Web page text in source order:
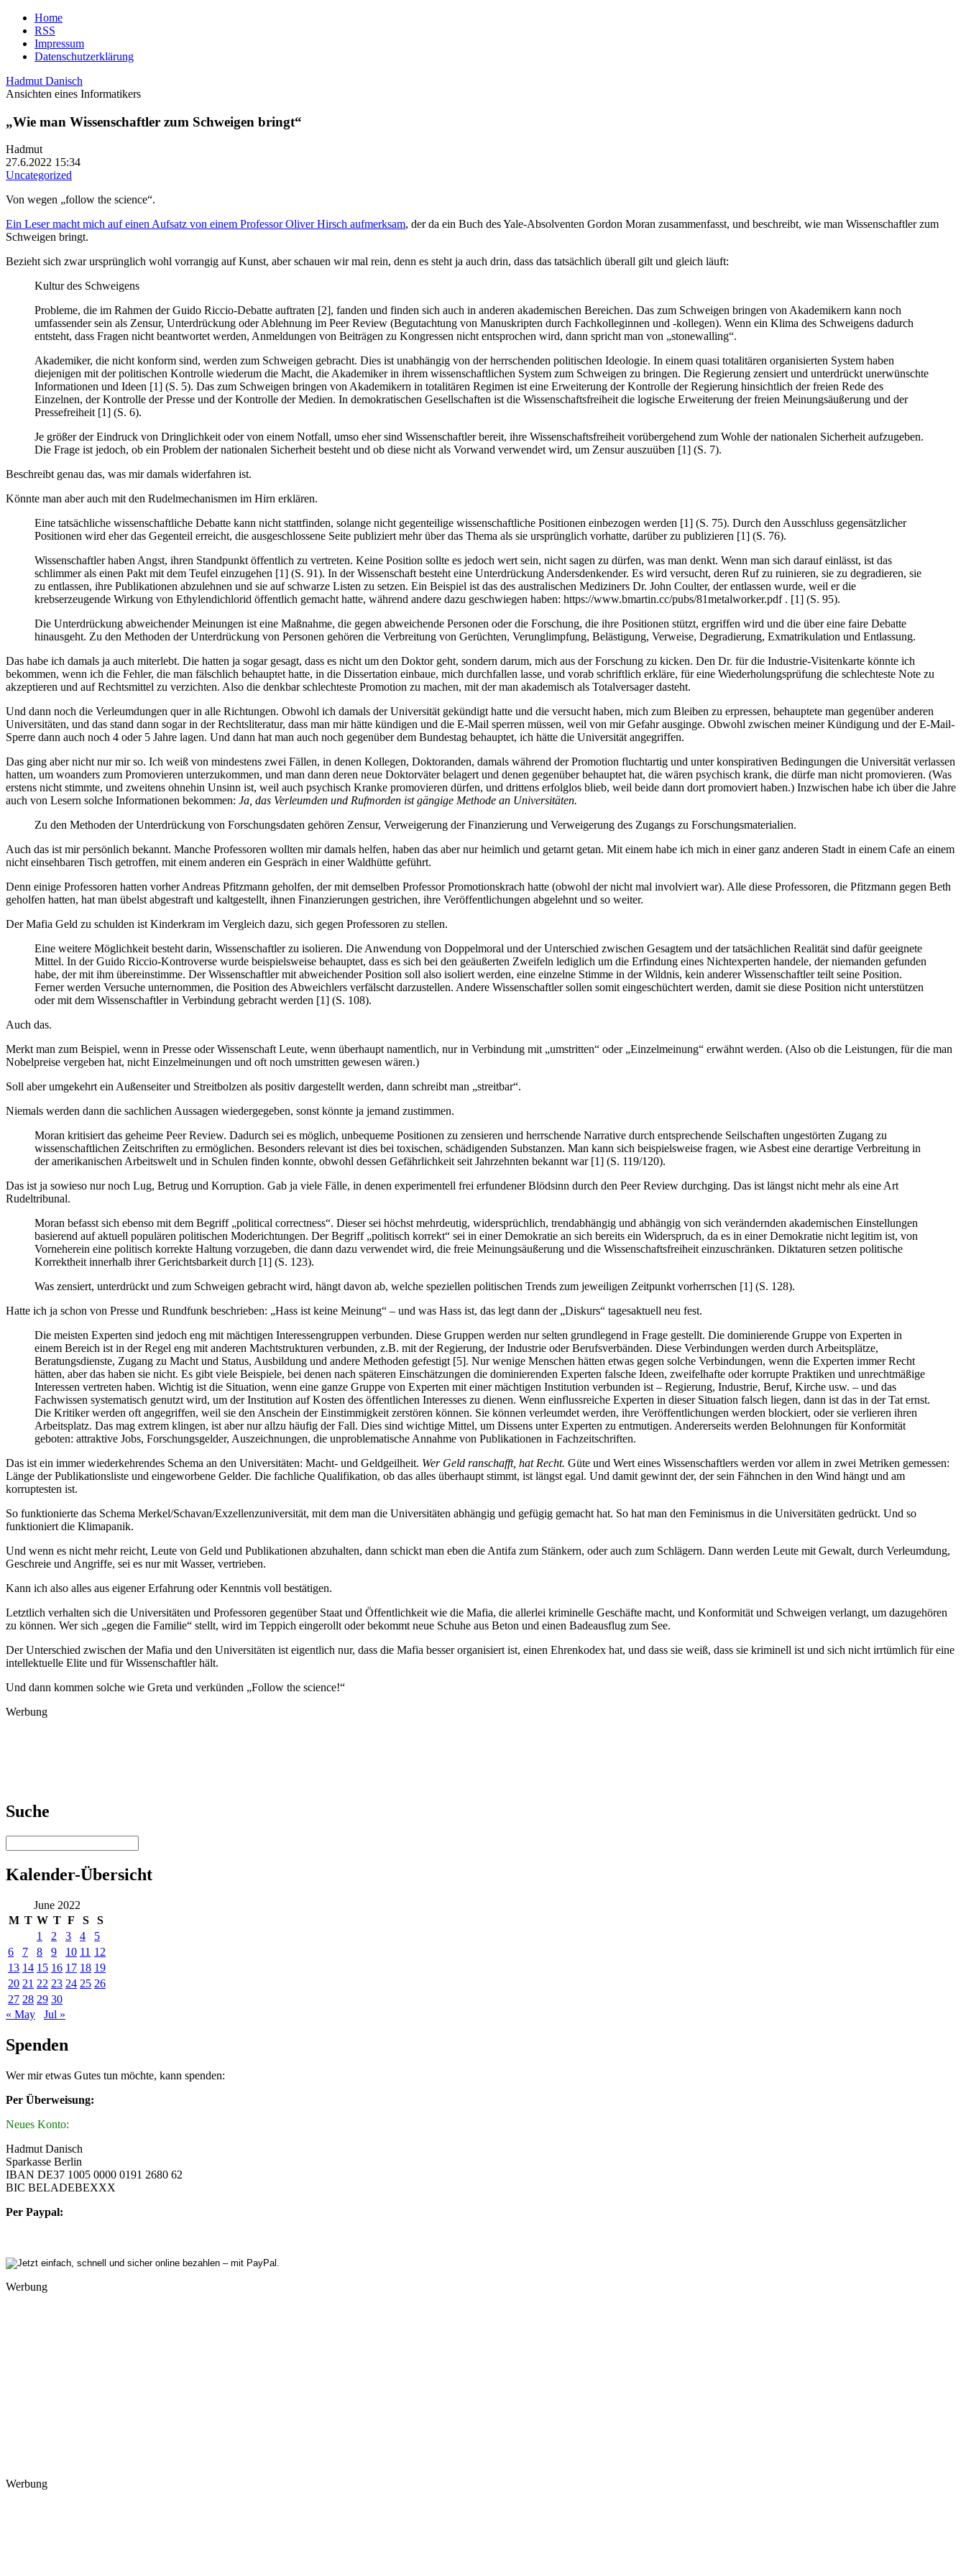
Home
RSS
Impressum
Datenschutzerklärung
Hadmut Danisch
Ansichten eines Informatikers
„Wie man Wissenschaftler zum Schweigen bringt“
Hadmut
27.6.2022 15:34
Uncategorized
Von wegen „follow the science“.
Ein Leser macht mich auf einen Aufsatz von einem Professor Oliver Hirsch aufmerksam, der da ein Buch des Yale-Absolventen Gordon Moran zusammenfasst, und beschreibt, wie man Wissenschaftler zum
Schweigen bringt.
Bezieht sich zwar ursprünglich wohl vorrangig auf Kunst, aber schauen wir mal rein, denn es steht ja auch drin, dass das tatsächlich überall gilt und gleich läuft:
Kultur des Schweigens
Probleme, die im Rahmen der Guido Riccio-Debatte auftraten [2], fanden und finden sich auch in anderen akademischen Bereichen. Das zum Schweigen bringen von Akademikern kann noch
umfassender sein als Zensur, Unterdrückung oder Ablehnung im Peer Review (Begutachtung von Manuskripten durch Fachkolleginnen und -kollegen). Wenn ein Klima des Schweigens dadurch
entsteht, dass Fragen nicht beantwortet werden, Anmeldungen von Beiträgen zu Kongressen nicht entsprochen wird, dann spricht man von „stonewalling“.
Akademiker, die nicht konform sind, werden zum Schweigen gebracht. Dies ist unabhängig von der herrschenden politischen Ideologie. In einem quasi totalitären organisierten System haben
diejenigen mit der politischen Kontrolle wiederum die Macht, die Akademiker in ihrem wissenschaftlichen System zum Schweigen zu bringen. Die Regierung zensiert und unterdrückt unerwünschte
Informationen und Ideen [1] (S. 5). Das zum Schweigen bringen von Akademikern in totalitären Regimen ist eine Erweiterung der Kontrolle der Regierung hinsichtlich der freien Rede des
Einzelnen, der Kontrolle der Presse und der Kontrolle der Medien. In demokratischen Gesellschaften ist die Wissenschaftsfreiheit die logische Erweiterung der freien Meinungsäußerung und der
Pressefreiheit [1] (S. 6).
Je größer der Eindruck von Dringlichkeit oder von einem Notfall, umso eher sind Wissenschaftler bereit, ihre Wissenschaftsfreiheit vorübergehend zum Wohle der nationalen Sicherheit aufzugeben.
Die Frage ist jedoch, ob ein Problem der nationalen Sicherheit besteht und ob diese nicht als Vorwand verwendet wird, um Zensur auszuüben [1] (S. 7).
Beschreibt genau das, was mir damals widerfahren ist.
Könnte man aber auch mit den Rudelmechanismen im Hirn erklären.
Eine tatsächliche wissenschaftliche Debatte kann nicht stattfinden, solange nicht gegenteilige wissenschaftliche Positionen einbezogen werden [1] (S. 75). Durch den Ausschluss gegensätzlicher
Positionen wird eher das Gegenteil erreicht, die ausgeschlossene Seite publiziert mehr über das Thema als sie ursprünglich vorhatte, darüber zu publizieren [1] (S. 76).
Wissenschaftler haben Angst, ihren Standpunkt öffentlich zu vertreten. Keine Position sollte es jedoch wert sein, nicht sagen zu dürfen, was man denkt. Wenn man sich darauf einlässt, ist das
schlimmer als einen Pakt mit dem Teufel einzugehen [1] (S. 91). In der Wissenschaft besteht eine Unterdrückung Andersdenkender. Es wird versucht, deren Ruf zu ruinieren, sie zu degradieren, sie
zu entlassen, ihre Publikationen abzulehnen und sie auf schwarze Listen zu setzen. Ein Beispiel ist das des australischen Mediziners Dr. John Coulter, der entlassen wurde, weil er die
krebserzeugende Wirkung von Ethylendichlorid öffentlich gemacht hatte, während andere dazu geschwiegen haben: https://www.bmartin.cc/pubs/81metalworker.pdf . [1] (S. 95).
Die Unterdrückung abweichender Meinungen ist eine Maßnahme, die gegen abweichende Personen oder die Forschung, die ihre Positionen stützt, ergriffen wird und die über eine faire Debatte
hinausgeht. Zu den Methoden der Unterdrückung von Personen gehören die Verbreitung von Gerüchten, Verunglimpfung, Belästigung, Verweise, Degradierung, Exmatrikulation und Entlassung.
Das habe ich damals ja auch miterlebt. Die hatten ja sogar gesagt, dass es nicht um den Doktor geht, sondern darum, mich aus der Forschung zu kicken. Den Dr. für die Industrie-Visitenkarte könnte ich
bekommen, wenn ich die Fehler, die man fälschlich behauptet hatte, in die Dissertation einbaue, mich durchfallen lasse, und vorab schriftlich erkläre, für eine Wiederholungsprüfung die schlechteste Note zu
akzeptieren und auf Rechtsmittel zu verzichten. Also die denkbar schlechteste Promotion zu machen, mit der man akademisch als Totalversager dasteht.
Und dann noch die Verleumdungen quer in alle Richtungen. Obwohl ich damals der Universität gekündigt hatte und die versucht haben, mich zum Bleiben zu erpressen, behauptete man gegenüber anderen
Universitäten, und das stand dann sogar in der Rechtsliteratur, dass man mir hätte kündigen und die E-Mail sperren müssen, weil von mir Gefahr ausginge. Obwohl zwischen meiner Kündigung und der E-Mail-
Sperre dann auch noch 4 oder 5 Jahre lagen. Und dann hat man auch noch gegenüber dem Bundestag behauptet, ich hätte die Universität angegriffen.
Das ging aber nicht nur mir so. Ich weiß von mindestens zwei Fällen, in denen Kollegen, Doktoranden, damals während der Promotion fluchtartig und unter konspirativen Bedingungen die Universität verlassen
hatten, um woanders zum Promovieren unterzukommen, und man dann deren neue Doktorväter belagert und denen gegenüber behauptet hat, die wären psychisch krank, die dürfe man nicht promovieren. (Was
erstens nicht stimmte, und zweitens ohnehin Unsinn ist, weil auch psychisch Kranke promovieren dürfen, und drittens erfolglos blieb, weil beide dann dort promoviert haben.) Inzwischen habe ich über die Jahre
auch von Lesern solche Informationen bekommen: Ja, das Verleumden und Rufmorden ist gängige Methode an Universitäten.
Zu den Methoden der Unterdrückung von Forschungsdaten gehören Zensur, Verweigerung der Finanzierung und Verweigerung des Zugangs zu Forschungsmaterialien.
Auch das ist mir persönlich bekannt. Manche Professoren wollten mir damals helfen, haben das aber nur heimlich und getarnt getan. Mit einem habe ich mich in einer ganz anderen Stadt in einem Cafe an einem
nicht einsehbaren Tisch getroffen, mit einem anderen ein Gespräch in einer Waldhütte geführt.
Denn einige Professoren hatten vorher Andreas Pfitzmann geholfen, der mit demselben Professor Promotionskrach hatte (obwohl der nicht mal involviert war). Alle diese Professoren, die Pfitzmann gegen Beth
geholfen hatten, hat man übelst abgestraft und kaltgestellt, ihnen Finanzierungen gestrichen, ihre Veröffentlichungen abgelehnt und so weiter.
Der Mafia Geld zu schulden ist Kinderkram im Vergleich dazu, sich gegen Professoren zu stellen.
Eine weitere Möglichkeit besteht darin, Wissenschaftler zu isolieren. Die Anwendung von Doppelmoral und der Unterschied zwischen Gesagtem und der tatsächlichen Realität sind dafür geeignete
Mittel. In der Guido Riccio-Kontroverse wurde beispielsweise behauptet, dass es sich bei den geäußerten Zweifeln lediglich um die Erfindung eines Nichtexperten handele, der niemanden gefunden
habe, der mit ihm übereinstimme. Der Wissenschaftler mit abweichender Position soll also isoliert werden, eine einzelne Stimme in der Wildnis, kein anderer Wissenschaftler teilt seine Position.
Ferner werden Versuche unternommen, die Position des Abweichlers verfälscht darzustellen. Andere Wissenschaftler sollen somit eingeschüchtert werden, damit sie diese Position nicht unterstützen
oder mit dem Wissenschaftler in Verbindung gebracht werden [1] (S. 108).
Auch das.
Merkt man zum Beispiel, wenn in Presse oder Wissenschaft Leute, wenn überhaupt namentlich, nur in Verbindung mit „umstritten“ oder „Einzelmeinung“ erwähnt werden. (Also ob die Leistungen, für die man
Nobelpreise vergeben hat, nicht Einzelmeinungen und oft noch umstritten gewesen wären.)
Soll aber umgekehrt ein Außenseiter und Streitbolzen als positiv dargestellt werden, dann schreibt man „streitbar“.
Niemals werden dann die sachlichen Aussagen wiedergegeben, sonst könnte ja jemand zustimmen.
Moran kritisiert das geheime Peer Review. Dadurch sei es möglich, unbequeme Positionen zu zensieren und herrschende Narrative durch entsprechende Seilschaften ungestörten Zugang zu
wissenschaftlichen Zeitschriften zu ermöglichen. Besonders relevant ist dies bei toxischen, schädigenden Substanzen. Man kann sich beispielsweise fragen, wie Asbest eine derartige Verbreitung in
der amerikanischen Arbeitswelt und in Schulen finden konnte, obwohl dessen Gefährlichkeit seit Jahrzehnten bekannt war [1] (S. 119/120).
Das ist ja sowieso nur noch Lug, Betrug und Korruption. Gab ja viele Fälle, in denen experimentell frei erfundener Blödsinn durch den Peer Review durchging. Das ist längst nicht mehr als eine Art
Rudeltribunal.
Moran befasst sich ebenso mit dem Begriff „political correctness“. Dieser sei höchst mehrdeutig, widersprüchlich, trendabhängig und abhängig von sich verändernden akademischen Einstellungen
basierend auf aktuell populären politischen Moderichtungen. Der Begriff „politisch korrekt“ sei in einer Demokratie an sich bereits ein Widerspruch, da es in einer Demokratie nicht legitim ist, von
Vorneherein eine politisch korrekte Haltung vorzugeben, die dann dazu verwendet wird, die freie Meinungsäußerung und die Wissenschaftsfreiheit einzuschränken. Diktaturen setzen politische
Korrektheit innerhalb ihrer Gerichtsbarkeit durch [1] (S. 123).
Was zensiert, unterdrückt und zum Schweigen gebracht wird, hängt davon ab, welche speziellen politischen Trends zum jeweiligen Zeitpunkt vorherrschen [1] (S. 128).
Hatte ich ja schon von Presse und Rundfunk beschrieben: „Hass ist keine Meinung“ – und was Hass ist, das legt dann der „Diskurs“ tagesaktuell neu fest.
Die meisten Experten sind jedoch eng mit mächtigen Interessengruppen verbunden. Diese Gruppen werden nur selten grundlegend in Frage gestellt. Die dominierende Gruppe von Experten in
einem Bereich ist in der Regel eng mit anderen Machtstrukturen verbunden, z.B. mit der Regierung, der Industrie oder Berufsverbänden. Diese Verbindungen werden durch Arbeitsplätze,
Beratungsdienste, Zugang zu Macht und Status, Ausbildung und andere Methoden gefestigt [5]. Nur wenige Menschen hätten etwas gegen solche Verbindungen, wenn die Experten immer Recht
hätten, aber das haben sie nicht. Es gibt viele Beispiele, bei denen nach späteren Einschätzungen die dominierenden Experten falsche Ideen, zweifelhafte oder korrupte Praktiken und unrechtmäßige
Interessen vertreten haben. Wichtig ist die Situation, wenn eine ganze Gruppe von Experten mit einer mächtigen Institution verbunden ist – Regierung, Industrie, Beruf, Kirche usw. – und das
Fachwissen systematisch genutzt wird, um der Institution auf Kosten des öffentlichen Interesses zu dienen. Wenn einflussreiche Experten in dieser Situation falsch liegen, dann ist das in der Tat ernst.
Die Kritiker werden oft angegriffen, weil sie den Anschein der Einstimmigkeit zerstören können. Sie können verleumdet werden, ihre Veröffentlichungen werden blockiert, oder sie verlieren ihren
Arbeitsplatz. Das mag extrem klingen, ist aber nur allzu häufig der Fall. Dies sind wichtige Mittel, um Dissens unter Experten zu entmutigen. Andererseits werden Belohnungen für Konformität
geboten: attraktive Jobs, Forschungsgelder, Auszeichnungen, die unproblematische Annahme von Publikationen in Fachzeitschriften.
Das ist ein immer wiederkehrendes Schema an den Universitäten: Macht- und Geldgeilheit. Wer Geld ranschafft, hat Recht. Güte und Wert eines Wissenschaftlers werden vor allem in zwei Metriken gemessen:
Länge der Publikationsliste und eingeworbene Gelder. Die fachliche Qualifikation, ob das alles überhaupt stimmt, ist längst egal. Und damit gewinnt der, der sein Fähnchen in den Wind hängt und am
korruptesten ist.
So funktionierte das Schema Merkel/Schavan/Exzellenzuniversität, mit dem man die Universitäten abhängig und gefügig gemacht hat. So hat man den Feminismus in die Universitäten gedrückt. Und so
funktioniert die Klimapanik.
Und wenn es nicht mehr reicht, Leute von Geld und Publikationen abzuhalten, dann schickt man eben die Antifa zum Stänkern, oder auch zum Schlägern. Dann werden Leute mit Gewalt, durch Verleumdung,
Geschreie und Angriffe, sei es nur mit Wasser, vertrieben.
Kann ich also alles aus eigener Erfahrung oder Kenntnis voll bestätigen.
Letztlich verhalten sich die Universitäten und Professoren gegenüber Staat und Öffentlichkeit wie die Mafia, die allerlei kriminelle Geschäfte macht, und Konformität und Schweigen verlangt, um dazugehören
zu können. Wer sich „gegen die Familie“ stellt, wird im Teppich eingerollt oder bekommt neue Schuhe aus Beton und einen Badeausflug zum See.
Der Unterschied zwischen der Mafia und den Universitäten ist eigentlich nur, dass die Mafia besser organisiert ist, einen Ehrenkodex hat, und dass sie weiß, dass sie kriminell ist und sich nicht irrtümlich für eine
intellektuelle Elite und für Wissenschaftler hält.
Und dann kommen solche wie Greta und verkünden „Follow the science!“
Werbung
Suche
Kalender-Übersicht
June 2022
M T W T F S
S
1
2 3 4
5
6
7 8 9 10 11 12
13 14 15 16 17 18 19
20 21 22 23 24 25 26
27 28 29 30
« May
Jul »
Spenden
Wer mir etwas Gutes tun möchte, kann spenden:
Per Überweisung:
Neues Konto:
Hadmut Danisch
Sparkasse Berlin
IBAN DE37 1005 0000 0191 2680 62
BIC BELADEBEXXX
Per Paypal:
Werbung
Werbung